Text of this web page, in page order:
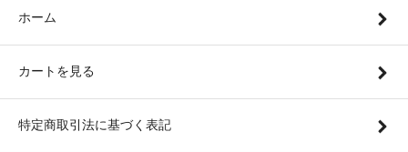
ホーム
カートを見る
特定商取引法に基づく表記